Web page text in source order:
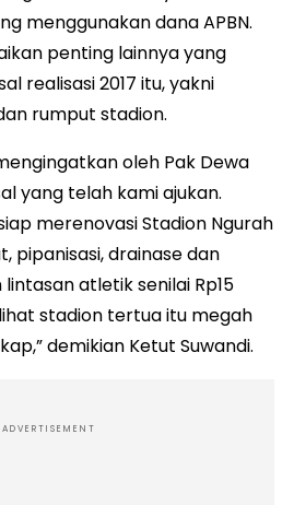
menggunakan dana APBN.
penting lainnya yang
realisasi 2017 itu, yakni
rumput stadion.
oleh Pak Dewa
yang telah kami ajukan.
merenovasi Stadion Ngurah
pipanisasi, drainase dan
atletik senilai Rp15
stadion tertua itu megah
demikian Ketut Suwandi.
ADVERTISEMENT